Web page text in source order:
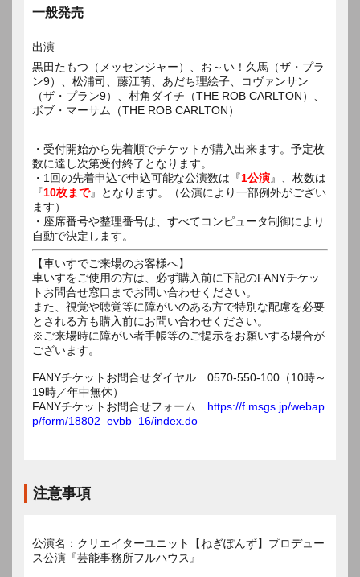
一般発売
出演
黒田たもつ（メッセンジャー）、お～い！久馬（ザ・プラ
ン9）、松浦司、藤江萌、あだち理絵子、コヴァンサン
（ザ・プラン9）、村角ダイチ（THE ROB CARLTON）、
・受付開始から先着順でチケットが購入出来ます。予定枚
数に達し次第受付終了となります。
・1回の先着申込で申込可能な公演数は『1公演』、枚数は
『10枚まで』となります。（公演により一部例外がござい
ます）
・座席番号や整理番号は、すべてコンピュータ制御により
自動で決定します。
【車いすでご来場のお客様へ】
車いすをご使用の方は、必ず購入前に下記のFANYチケッ
トお問合せ窓口までお問い合わせください。
また、視覚や聴覚等に障がいのある方で特別な配慮を必要
とされる方も購入前にお問い合わせください。
※ご来場時に障がい者手帳等のご提示をお願いする場合が
ございます。
FANYチケットお問合せダイヤル 0570-550-100（10時～
19時／年中無休）
FANYチケットお問合せフォーム https://f.msgs.jp/webap
p/form/18802_evbb_16/index.do
注意事項
公演名：クリエイターユニット【ねぎぽんず】プロデュー
ス公演『芸能事務所フルハウス』